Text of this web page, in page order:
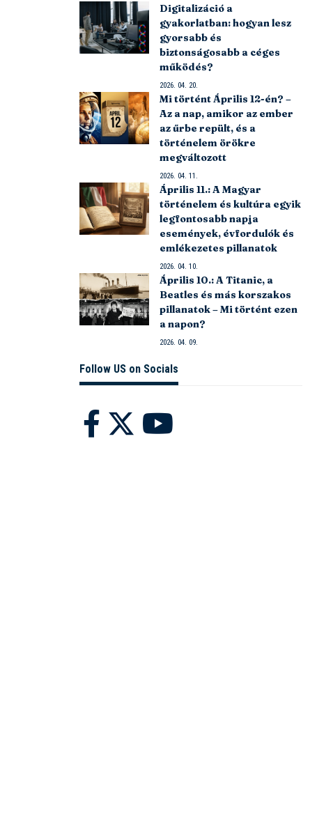
Digitalizáció a
gyakorlatban: hogyan lesz
gyorsabb és
biztonságosabb a céges
működés?
2026. 04. 20.
Mi történt Április 12-én? –
Az a nap, amikor az ember
az űrbe repült, és a
történelem örökre
megváltozott
2026. 04. 11.
Április 11.: A Magyar
történelem és kultúra egyik
legfontosabb napja
események, évfordulók és
emlékezetes pillanatok
2026. 04. 10.
Április 10.: A Titanic, a
Beatles és más korszakos
pillanatok – Mi történt ezen
a napon?
2026. 04. 09.
Follow US on Socials